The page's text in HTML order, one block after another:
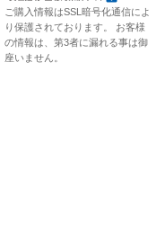
ご購入情報はSSL暗号化通信によ
り保護されております。 お客様
の情報は、第3者に漏れる事は御
座いません。